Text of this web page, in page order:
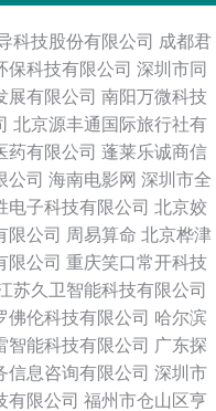
科技股份有限公司 成都君
保科技有限公司 深圳市同
展有限公司 南阳万微科技
北京源丰通国际旅行社有
药有限公司 蓬莱乐诚商信
公司 海南电影网 深圳市全
电子科技有限公司 北京姣
限公司 周易算命 北京桦津
限公司 重庆笑口常开科技
苏久卫智能科技有限公司
佛伦科技有限公司 哈尔滨
智能科技有限公司 广东探
信息咨询有限公司 深圳市
有限公司 福州市仓山区亨